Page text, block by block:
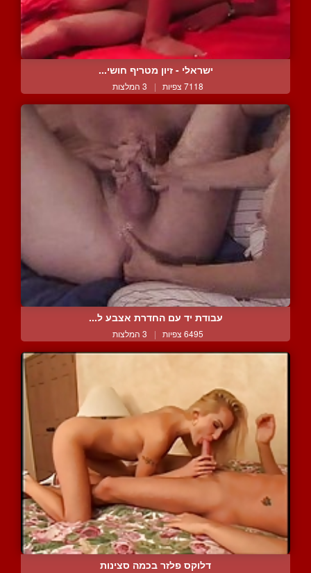
ישראלי - זיון מטריף חושי...
7118 צפיות | 3 המלצות
עבודת יד עם החדרת אצבע ל...
6495 צפיות | 3 המלצות
דלוקס פלזר בכמה סצינות